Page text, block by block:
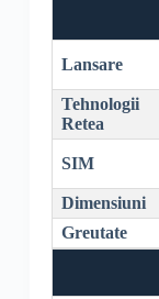
Lansare
Tehnologii
Retea
SIM
Dimensiuni
Greutate